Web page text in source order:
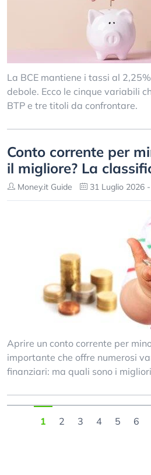
La BCE mantiene i tassi al
debole. Ecco le cinque variabili
BTP e tre titoli da confrontare.
Conto corrente per
il migliore? La
Money.it Guide 31 Luglio 2026
Aprire un conto corrente per
importante che offre numerosi
finanziari: ma quali sono i
1 2 3 4 5 6